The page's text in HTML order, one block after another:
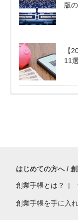
版
【
11
はじめての方へ /
創業手帳とは？
創業手帳を手に入